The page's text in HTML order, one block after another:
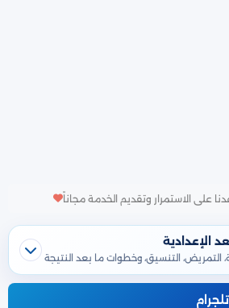
على الاستمرار وتقديم الخدمة مجاناً
الإعدادية
التمريض، التنسيق، وخطوات ما بعد النتيجة